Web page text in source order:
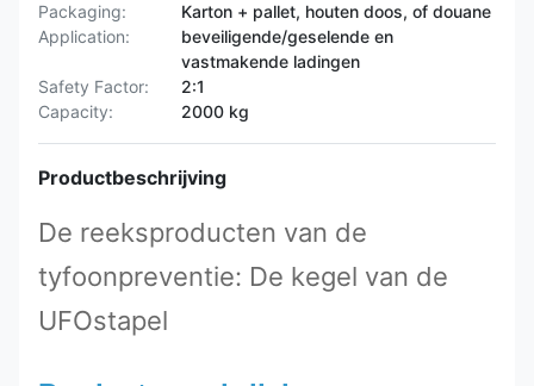
Packaging:
Karton + pallet, houten doos, of douane
Application:
beveiligende/geselende en
vastmakende ladingen
Safety Factor:
2:1
Capacity:
2000 kg
Productbeschrijving
De reeksproducten van de
tyfoonpreventie: De kegel van de
UFOstapel